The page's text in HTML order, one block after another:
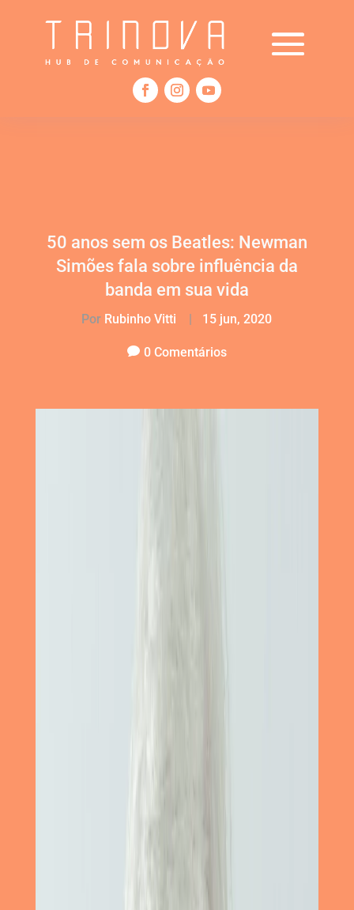
50 anos sem os Beatles: Newman
Simões fala sobre influência da
banda em sua vida
Por Rubinho Vitti | 15 jun, 2020
0 Comentários